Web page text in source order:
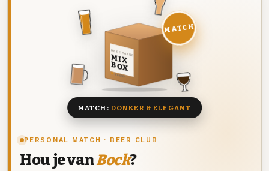
PERSONAL MATCH · BEER CLUB
Hou je vanBock?
DEZE MAAND
MIX
BOX
8 BIEREN
MATCH
MATCH: DONKER & ELEGANT